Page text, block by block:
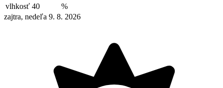
vlhkosť 40
%
zajtra, nedeľa 9. 8. 2026